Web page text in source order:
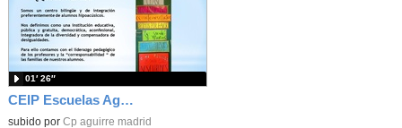
CEIP Escuelas Aguirre
subido por Cp aguirre madrid
01′ 26″